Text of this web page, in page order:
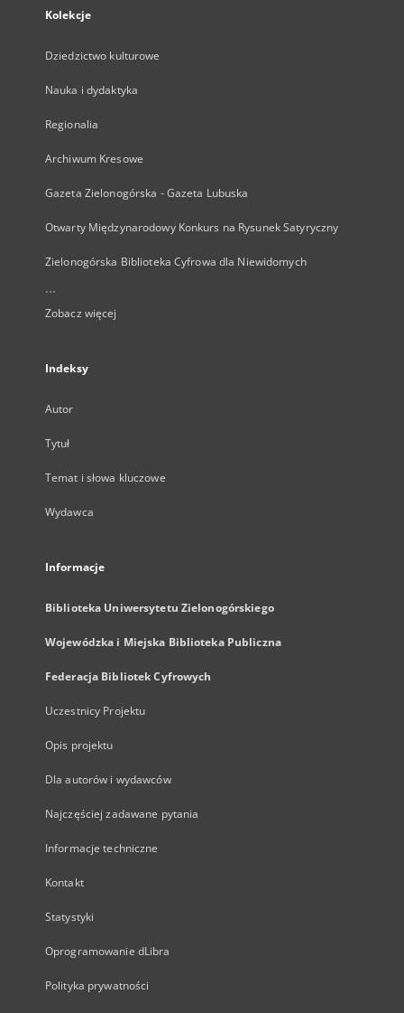
Kolekcje
Dziedzictwo kulturowe
Nauka i dydaktyka
Regionalia
Archiwum Kresowe
Gazeta Zielonogórska - Gazeta Lubuska
Otwarty Międzynarodowy Konkurs na Rysunek Satyryczny
Zielonogórska Biblioteka Cyfrowa dla Niewidomych
...
Zobacz więcej
Indeksy
Autor
Tytuł
Temat i słowa kluczowe
Wydawca
Informacje
Biblioteka Uniwersytetu Zielonogórskiego
Wojewódzka i Miejska Biblioteka Publiczna
Federacja Bibliotek Cyfrowych
Uczestnicy Projektu
Opis projektu
Dla autorów i wydawców
Najczęściej zadawane pytania
Informacje techniczne
Kontakt
Statystyki
Oprogramowanie dLibra
Polityka prywatności